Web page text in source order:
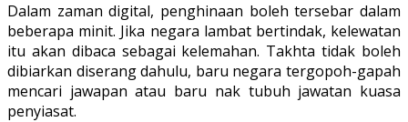
Dalam zaman digital, penghinaan boleh tersebar dalam
beberapa minit. Jika negara lambat bertindak, kelewatan
itu akan dibaca sebagai kelemahan. Takhta tidak boleh
dibiarkan diserang dahulu, baru negara tergopoh-gapah
mencari jawapan atau baru nak tubuh jawatan kuasa
penyiasat.